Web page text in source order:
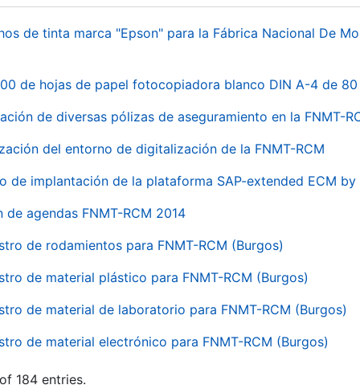
de tinta marca "Epson" para la Fábrica Nacional De
de hojas de papel fotocopiadora blanco DIN A-4 de 80
de diversas pólizas de aseguramiento en la FNMT-
del entorno de digitalización de la FNMT-RCM
de implantación de la plataforma SAP-extended ECM by
de agendas FNMT-RCM 2014
de rodamientos para FNMT-RCM (Burgos)
de material plástico para FNMT-RCM (Burgos)
de material de laboratorio para FNMT-RCM (Burgos)
de material electrónico para FNMT-RCM (Burgos)
184 entries.